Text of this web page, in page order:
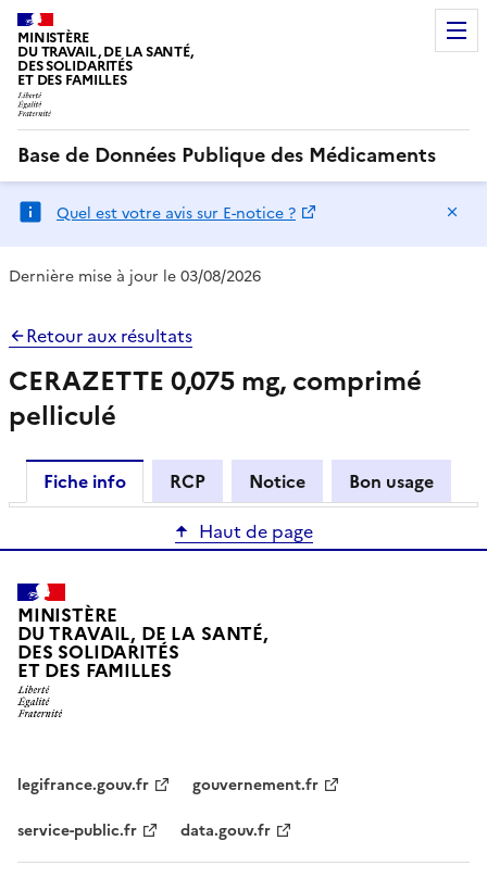
MINISTÈRE
DU TRAVAIL, DE LA SANTÉ,
DES SOLIDARITÉS
ET DES FAMILLES
Base de Données Publique des Médicaments
Quel est votre avis sur E-notice ?
Dernière mise à jour le 03/08/2026
Retour aux résultats
CERAZETTE 0,075 mg, comprimé
pelliculé
Fiche info RCP Notice
Bon usage
Haut de page
MINISTÈRE
DU TRAVAIL, DE LA SANTÉ,
DES SOLIDARITÉS
ET DES FAMILLES
legifrance.gouv.fr
gouvernement.fr
service-public.fr
data.gouv.fr